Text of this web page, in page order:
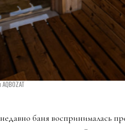
баня воспринималась